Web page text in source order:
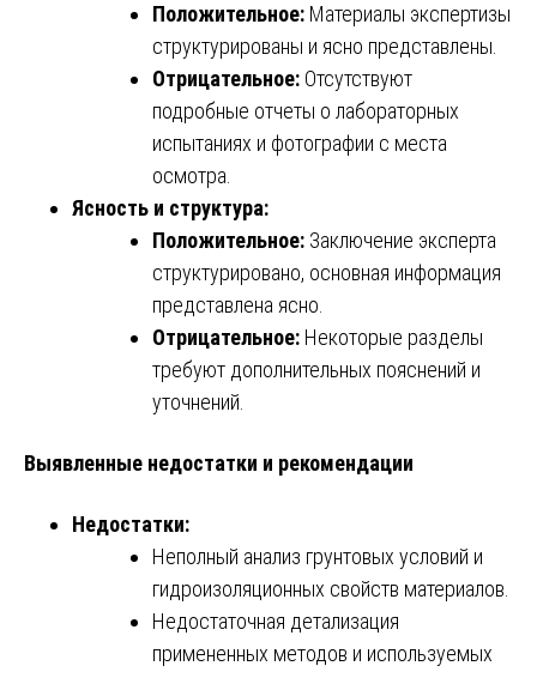
Положительное: Материалы экспертизы
структурированы и ясно представлены.
Отрицательное: Отсутствуют
подробные отчеты о лабораторных
испытаниях и фотографии с места
осмотра.
Ясность и структура:
Положительное: Заключение эксперта
структурировано, основная информация
представлена ясно.
Отрицательное: Некоторые разделы
требуют дополнительных пояснений и
уточнений.
Выявленные недостатки и рекомендации
Недостатки:
Неполный анализ грунтовых условий и
гидроизоляционных свойств материалов.
Недостаточная детализация
примененных методов и используемых